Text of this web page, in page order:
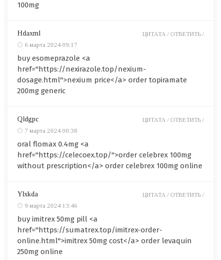
100mg
Hdaxml
6 марта 2024 09:17
buy esomeprazole <a
href="https://nexirazole.top/nexium-
dosage.html">nexium price</a> order topiramate
200mg generic
ЦИТАТА / ОТВЕТИТЬ /
Qldgpc
7 марта 2024 00:38
oral flomax 0.4mg <a
href="https://celecoex.top/">order celebrex 100mg
without prescription</a> order celebrex 100mg online
ЦИТАТА / ОТВЕТИТЬ /
Ylxkda
9 марта 2024 13:46
buy imitrex 50mg pill <a
href="https://sumatrex.top/imitrex-order-
online.html">imitrex 50mg cost</a> order levaquin
250mg online
ЦИТАТА / ОТВЕТИТЬ /